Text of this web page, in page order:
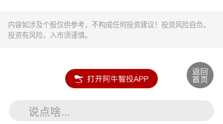
内容如涉及个股仅供参考，不构成任何投资建议！投资风险自负。
投资有风险，入市须谨慎。
说点啥...